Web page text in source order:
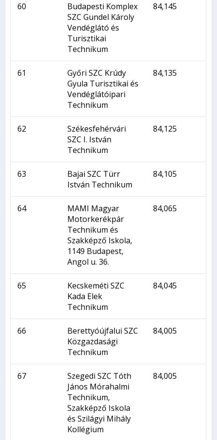
60
Budapesti Komplex
SZC Gundel Károly
Vendéglátó és
Turisztikai
Technikum
84,145
61
Győri SZC Krúdy
Gyula Turisztikai és
Vendéglátóipari
Technikum
84,135
62
Székesfehérvári
SZC I. István
Technikum
84,125
63
Bajai SZC Türr
István Technikum
84,105
64
MAMI Magyar
Motorkerékpár
Technikum és
Szakképző Iskola,
1149 Budapest,
Angol u. 36.
84,065
65
Kecskeméti SZC
Kada Elek
Technikum
84,045
66
Berettyóújfalui SZC
Közgazdasági
Technikum
84,005
67
Szegedi SZC Tóth
János Mórahalmi
Technikum,
Szakképző Iskola
és Szilágyi Mihály
Kollégium
84,005